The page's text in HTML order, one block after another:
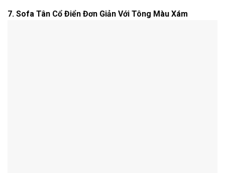
7. Sofa Tân Cổ Điển Đơn Giản Với Tông Màu Xám